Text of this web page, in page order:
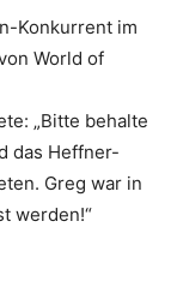
Konkurrent im
World of
„Bitte behalte
das Heffner-
Greg war in
werden!“